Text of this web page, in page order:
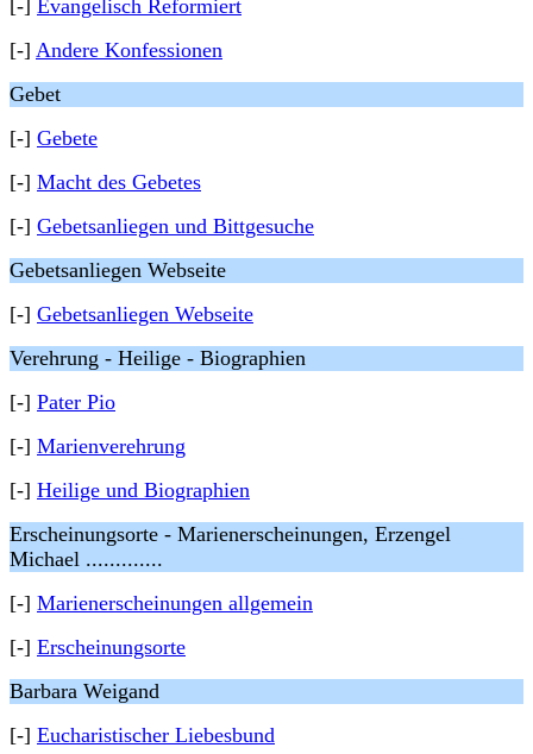
[-] Evangelisch Reformiert
[-] Andere Konfessionen
Gebet
[-] Gebete
[-] Macht des Gebetes
[-] Gebetsanliegen und Bittgesuche
Gebetsanliegen Webseite
[-] Gebetsanliegen Webseite
Verehrung - Heilige - Biographien
[-] Pater Pio
[-] Marienverehrung
[-] Heilige und Biographien
Erscheinungsorte - Marienerscheinungen, Erzengel
Michael .............
[-] Marienerscheinungen allgemein
[-] Erscheinungsorte
Barbara Weigand
[-] Eucharistischer Liebesbund